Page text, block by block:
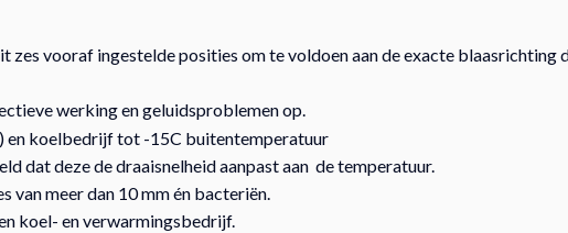
zes vooraf ingestelde posities om te voldoen aan de exacte blaasrichting
werking en geluidsproblemen op.
en koelbedrijf tot -15C buitentemperatuur
dat deze de draaisnelheid aanpast aan de temperatuur.
meer dan 10 mm én bacteriën.
koel- en verwarmingsbedrijf.